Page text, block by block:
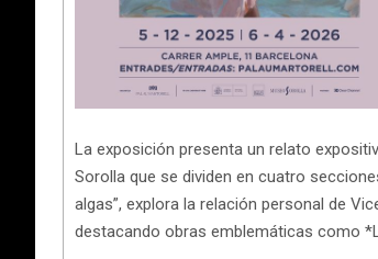
La exposición presenta un relato
Sorolla que se dividen en cuatro
algas”, explora la relación personal de
destacando obras emblemáticas como